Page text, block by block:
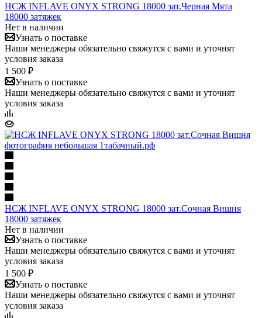
НСЖ INFLAVE ONYX STRONG 18000 зат.Черная Мята
18000 затяжек
Нет в наличии
Узнать о поставке
Наши менеджеры обязательно свяжутся с вами и уточнят
условия заказа
1 500 ₽
Узнать о поставке
Наши менеджеры обязательно свяжутся с вами и уточнят
условия заказа
НСЖ INFLAVE ONYX STRONG 18000 зат.Сочная Вишня
18000 затяжек
Нет в наличии
Узнать о поставке
Наши менеджеры обязательно свяжутся с вами и уточнят
условия заказа
1 500 ₽
Узнать о поставке
Наши менеджеры обязательно свяжутся с вами и уточнят
условия заказа